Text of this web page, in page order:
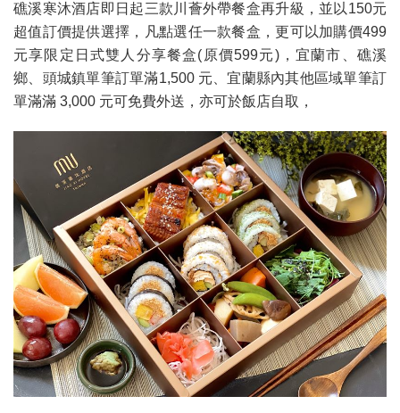
礁溪寒沐酒店即日起三款川薈外帶餐盒再升級，並以150元
超值訂價提供選擇，凡點選任一款餐盒，更可以加購價499
元享限定日式雙人分享餐盒(原價599元)，宜蘭市、礁溪
鄉、頭城鎮單筆訂單滿1,500 元、宜蘭縣內其他區域單筆訂
單滿滿 3,000 元可免費外送，亦可於飯店自取，